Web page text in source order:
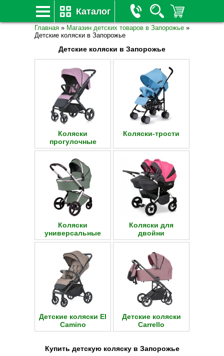
Каталог
Главная » Магазин детских товаров в Запорожье »
Детские коляски в Запорожье
Детские коляски в Запорожье
Коляски
прогулочные
Коляски-трости
Коляски
универсальные
Коляски для
двойни
Детские коляски El
Camino
Детские коляски
Carrello
Купить детскую коляску в Запорожье